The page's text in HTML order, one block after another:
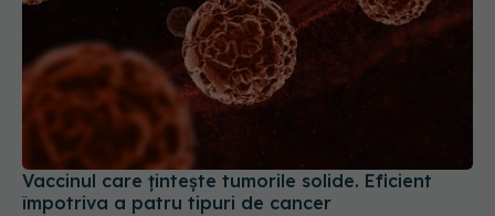
Vaccinul care țintește tumorile solide. Eficient
împotriva a patru tipuri de cancer